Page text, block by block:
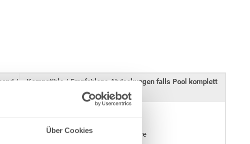
Über Cookies
/
Kompatible / Empfohlene Abdeckungen falls Pool komplett
eingebaut
Ganzjahresabdeckung Polar Pure